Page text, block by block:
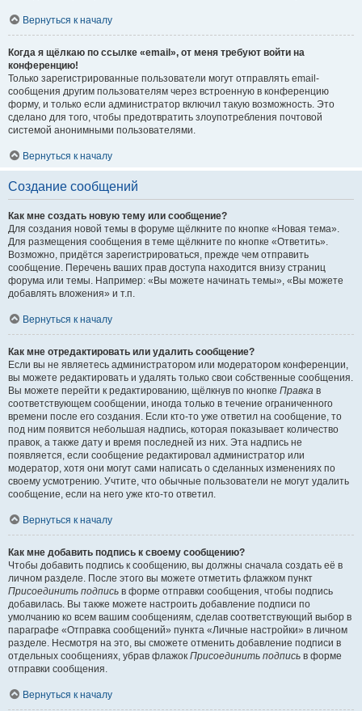
Вернуться к началу
Когда я щёлкаю по ссылке «email», от меня требуют войти на
конференцию!
Только зарегистрированные пользователи могут отправлять email-
сообщения другим пользователям через встроенную в конференцию
форму, и только если администратор включил такую возможность. Это
сделано для того, чтобы предотвратить злоупотребления почтовой
системой анонимными пользователями.
Вернуться к началу
Создание сообщений
Как мне создать новую тему или сообщение?
Для создания новой темы в форуме щёлкните по кнопке «Новая тема».
Для размещения сообщения в теме щёлкните по кнопке «Ответить».
Возможно, придётся зарегистрироваться, прежде чем отправить
сообщение. Перечень ваших прав доступа находится внизу страниц
форума или темы. Например: «Вы можете начинать темы», «Вы можете
добавлять вложения» и т.п.
Вернуться к началу
Как мне отредактировать или удалить сообщение?
Если вы не являетесь администратором или модератором конференции,
вы можете редактировать и удалять только свои собственные сообщения.
Вы можете перейти к редактированию, щёлкнув по кнопке Правка в
соответствующем сообщении, иногда только в течение ограниченного
времени после его создания. Если кто-то уже ответил на сообщение, то
под ним появится небольшая надпись, которая показывает количество
правок, а также дату и время последней из них. Эта надпись не
появляется, если сообщение редактировал администратор или
модератор, хотя они могут сами написать о сделанных изменениях по
своему усмотрению. Учтите, что обычные пользователи не могут удалить
сообщение, если на него уже кто-то ответил.
Вернуться к началу
Как мне добавить подпись к своему сообщению?
Чтобы добавить подпись к сообщению, вы должны сначала создать её в
личном разделе. После этого вы можете отметить флажком пункт
Присоединить подпись в форме отправки сообщения, чтобы подпись
добавилась. Вы также можете настроить добавление подписи по
умолчанию ко всем вашим сообщениям, сделав соответствующий выбор в
параграфе «Отправка сообщений» пункта «Личные настройки» в личном
разделе. Несмотря на это, вы сможете отменить добавление подписи в
отдельных сообщениях, убрав флажок Присоединить подпись в форме
отправки сообщения.
Вернуться к началу